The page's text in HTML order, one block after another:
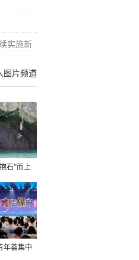
实施新
图片频道
石”而上
年荟集中